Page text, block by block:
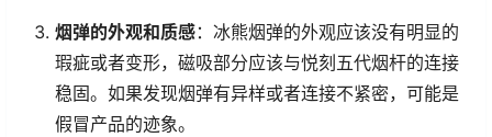
烟弹的外观和质感：冰熊烟弹的外观应该没有明显的
瑕疵或者变形，磁吸部分应该与悦刻五代烟杆的连接
稳固。如果发现烟弹有异样或者连接不紧密，可能是
假冒产品的迹象。